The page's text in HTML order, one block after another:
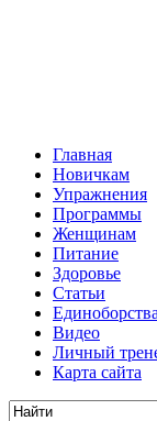
Главная
Новичкам
Упражнения
Программы
Женщинам
Питание
Здоровье
Статьи
Единоборства
Видео
Личный
Карта сайта